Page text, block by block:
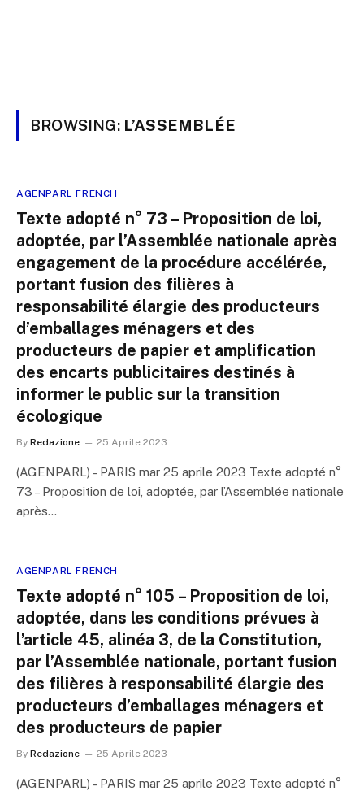
BROWSING: L’ASSEMBLÉE
AGENPARL FRENCH
Texte adopté n° 73 – Proposition de loi,
adoptée, par l’Assemblée nationale après
engagement de la procédure accélérée,
portant fusion des filières à
responsabilité élargie des producteurs
d’emballages ménagers et des
producteurs de papier et amplification
des encarts publicitaires destinés à
informer le public sur la transition
écologique
By Redazione 25 Aprile 2023
(AGENPARL) – PARIS mar 25 aprile 2023 Texte adopté n°
73 – Proposition de loi, adoptée, par l’Assemblée nationale
après…
AGENPARL FRENCH
Texte adopté n° 105 – Proposition de loi,
adoptée, dans les conditions prévues à
l’article 45, alinéa 3, de la Constitution,
par l’Assemblée nationale, portant fusion
des filières à responsabilité élargie des
producteurs d’emballages ménagers et
des producteurs de papier
By Redazione 25 Aprile 2023
(AGENPARL) – PARIS mar 25 aprile 2023 Texte adopté n°